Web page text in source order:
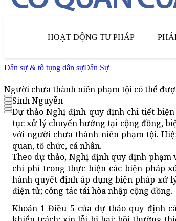
HOẠT ĐỘNG TƯ PHÁP
Dân sự & tố tụng dân sựDân Sự
Người chưa thành niên phạm tội có thể
Sinh Nguyễn
Dự thảo Nghị định quy định chi tiết
tục xử lý chuyển hướng tại cộng đồng,
với người chưa thành niên phạm tội.
quan, tổ chức, cá nhân.
Theo dự thảo, Nghị định quy định
chi phí trong thực hiện các biện pháp
hành quyết định áp dụng biện pháp xử
điện tử; công tác tái hòa nhập cộng đồng.
Khoản 1 Điều 5 của dự thảo quy định